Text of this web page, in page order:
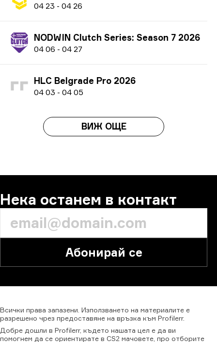
04 23 - 04 26
NODWIN Clutch Series: Season 7 2026
04 06 - 04 27
HLC Belgrade Pro 2026
04 03 - 04 05
ВИЖ ОЩЕ
Нека останем в контакт
Абонирай се
Всички права запазени. Използването на материалите е
разрешено чрез предоставяне на връзка към Profilerr.
Добре дошли в Profilerr, където нашата цел е да ви
помогнем да се ориентирате в CS2 мачовете, про отборите